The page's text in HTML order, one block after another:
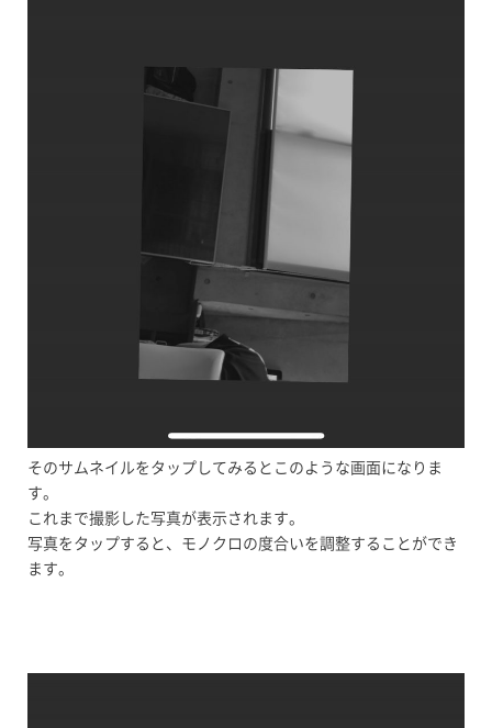
そのサムネイルをタップしてみるとこのような画面になりま
す。
これまで撮影した写真が表示されます。
写真をタップすると、モノクロの度合いを調整することができ
ます。